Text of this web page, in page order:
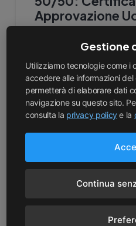
Approvazione
Gestione
Utilizziamo tecnologie come i
accedere alle informazioni
permetterà di elaborare dati
navigazione su questo sito.
consulta la privacy policye la
Continua